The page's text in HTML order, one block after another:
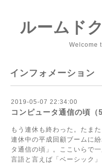
ルームド
Welcome
インフォメーション
2019-05-07 22:34:00
コンピュータ通信の頃（5
もう連休も終わった。たま
連休中の平成回顧ブームに
タ通信の頃」。ここいらで
言語と言えば「ベーシック